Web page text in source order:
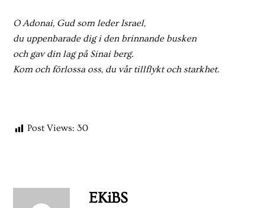
O Adonai, Gud som leder Israel,
du uppenbarade dig i den brinnande busken
och gav din lag på Sinai berg.
Kom och förlossa oss, du vår tillflykt och starkhet.
Post Views: 30
EKiBS